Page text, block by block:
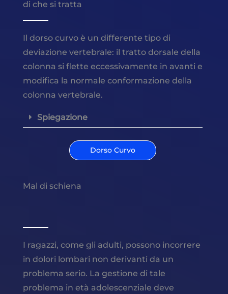
di che si tratta
Il dorso curvo è un differente tipo di
deviazione vertebrale: il tratto dorsale della
colonna si flette eccessivamente in avanti e
modifica la normale conformazione della
colonna vertebrale.
Spiegazione
Dorso Curvo
Mal di schiena
I ragazzi, come gli adulti, possono incorrere
in dolori lombari non derivanti da un
problema serio. La gestione di tale
problema in età adolescenziale deve